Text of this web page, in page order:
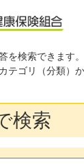
を検索できます。
テゴリ（分類）
検索